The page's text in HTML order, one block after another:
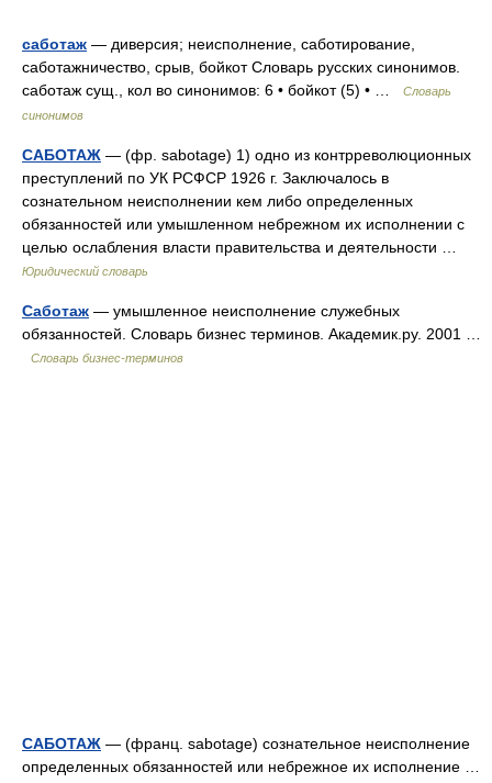
саботаж — диверсия; неисполнение, саботирование,
саботажничество, срыв, бойкот Словарь русских синонимов.
саботаж сущ., кол во синонимов: 6 • бойкот (5) • …
Словарь
синонимов
САБОТАЖ — (фр. sabotage) 1) одно из контрреволюционных
преступлений по УК РСФСР 1926 г. Заключалось в
сознательном неисполнении кем либо определенных
обязанностей или умышленном небрежном их исполнении с
целью ослабления власти правительства и деятельности …
Юридический словарь
Саботаж — умышленное неисполнение служебных
обязанностей. Словарь бизнес терминов. Академик.ру. 2001 …
Словарь бизнес-терминов
САБОТАЖ — (франц. sabotage) сознательное неисполнение
определенных обязанностей или небрежное их исполнение …